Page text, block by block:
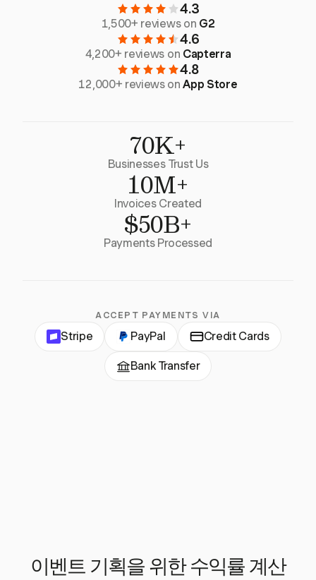
4.3
1,500+ reviews on G2
4.6
4,200+ reviews on Capterra
4.8
12,000+ reviews onApp Store
70K+
Businesses Trust Us
10M+
Invoices Created
$50B+
Payments Processed
ACCEPT PAYMENTS VIA
Stripe PayPal Credit Cards
Bank Transfer
이벤트 기획을 위한 수익률 계산